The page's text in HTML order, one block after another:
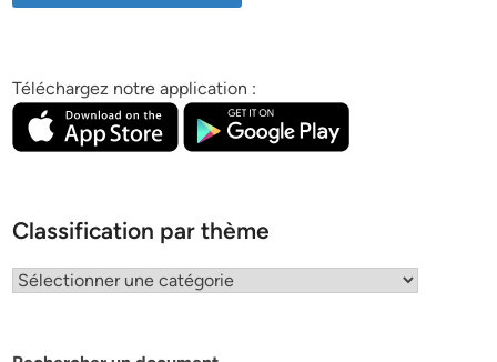
Téléchargez notre application :
Classification par thème
Classification